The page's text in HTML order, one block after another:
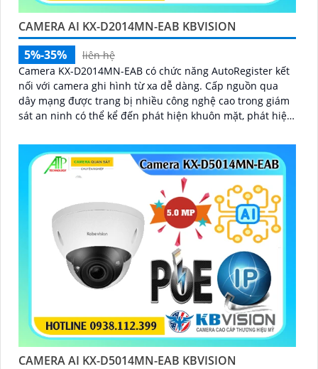
CAMERA AI KX-D2014MN-EAB KBVISION
5%-35%
liên hệ
Camera KX-D2014MN-EAB có chức năng AutoRegister kết
nối với camera ghi hình từ xa dễ dàng. Cấp nguồn qua
dây mạng được trang bị nhiều công nghệ cao trong giám
sát an ninh có thể kể đến phát hiện khuôn mặt, phát hiện
CAMERA AI KX-D5014MN-EAB KBVISION